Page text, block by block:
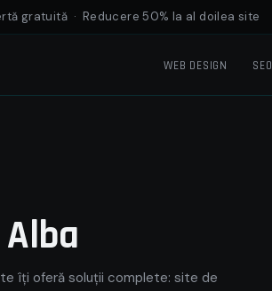
gratuită · Reducere 50% la al doilea site
WEB DESIGN SEO
Alba
îți oferă soluții complete: site de